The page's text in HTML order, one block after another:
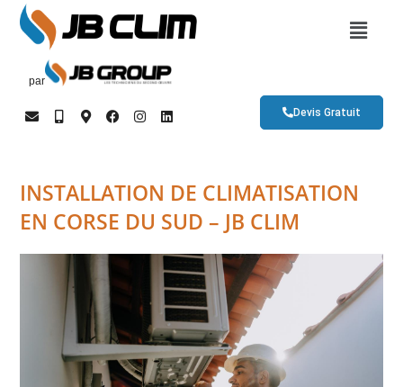
par
Devis Gratuit
INSTALLATION DE CLIMATISATION
EN CORSE DU SUD – JB CLIM